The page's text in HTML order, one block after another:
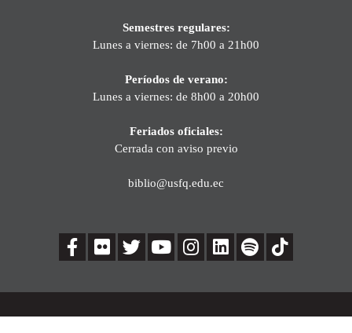
Semestres regulares:
Lunes a viernes: de 7h00 a 21h00
Períodos de verano:
Lunes a viernes: de 8h00 a 20h00
Feriados oficiales:
Cerrada con aviso previo
biblio@usfq.edu.ec